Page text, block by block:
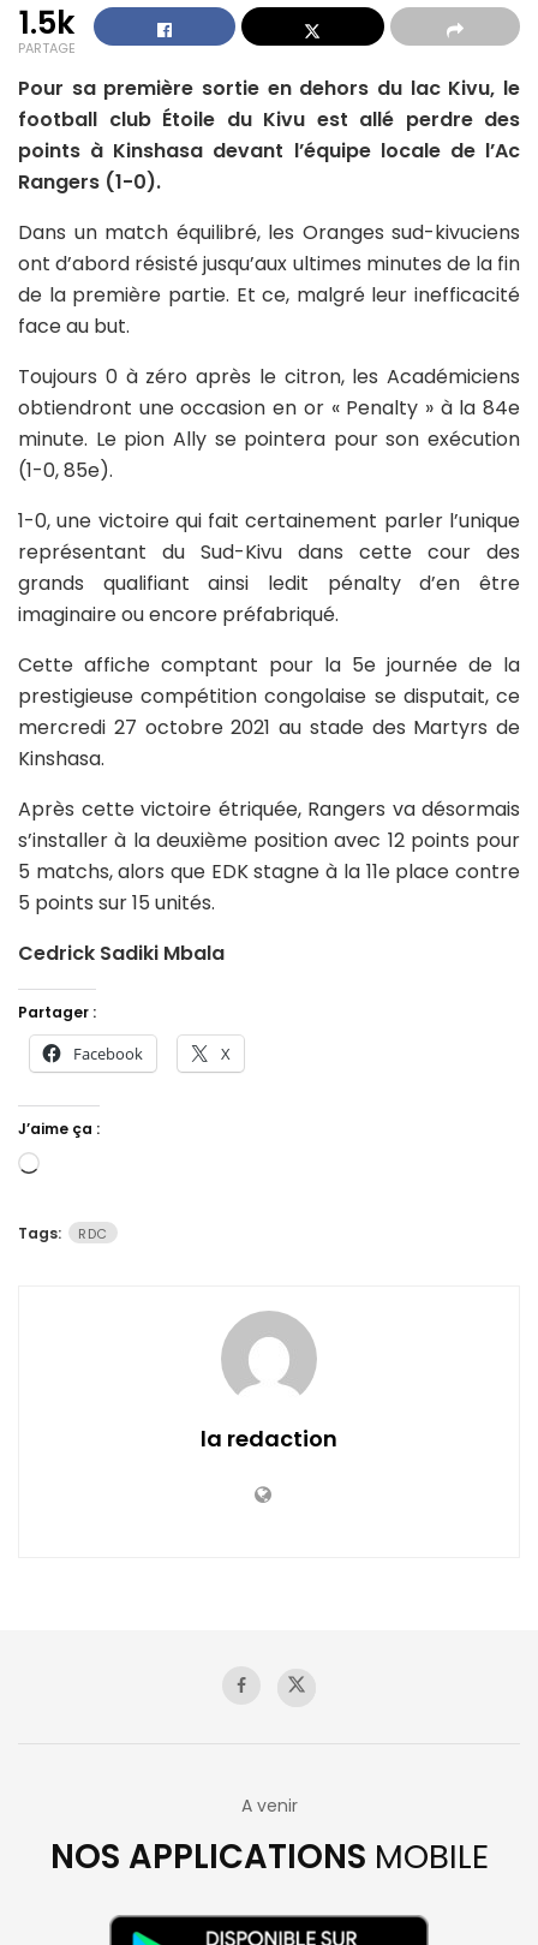
1.5k
PARTAGE
Pour sa première sortie en dehors du lac Kivu, le
football club Étoile du Kivu est allé perdre des
points à Kinshasa devant l’équipe locale de l’Ac
Rangers (1-0).
Dans un match équilibré, les Oranges sud-kivuciens
ont d’abord résisté jusqu’aux ultimes minutes de la fin
de la première partie. Et ce, malgré leur inefficacité
face au but.
Toujours 0 à zéro après le citron, les Académiciens
obtiendront une occasion en or « Penalty » à la 84e
minute. Le pion Ally se pointera pour son exécution
(1-0, 85e).
1-0, une victoire qui fait certainement parler l’unique
représentant du Sud-Kivu dans cette cour des
grands qualifiant ainsi ledit pénalty d’en être
imaginaire ou encore préfabriqué.
Cette affiche comptant pour la 5e journée de la
prestigieuse compétition congolaise se disputait, ce
mercredi 27 octobre 2021 au stade des Martyrs de
Kinshasa.
Après cette victoire étriquée, Rangers va désormais
s’installer à la deuxième position avec 12 points pour
5 matchs, alors que EDK stagne à la 11e place contre
5 points sur 15 unités.
Cedrick Sadiki Mbala
Partager :
Facebook X
J’aime ça :
Chargement…
Tags: RDC
la redaction
A venir
NOS APPLICATIONS MOBILE